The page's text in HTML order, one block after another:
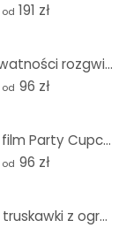
od 191 zł
Film o prywatności rozgwiazdy - Panorama
od 96 zł
Prywatny film Party Cupcakes - Panorama
od 96 zł
Prywatne truskawki z ogrodu - Panorama